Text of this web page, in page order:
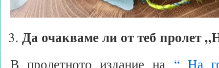
Да очакваме ли от теб пролет
В пролетното издание на “ На